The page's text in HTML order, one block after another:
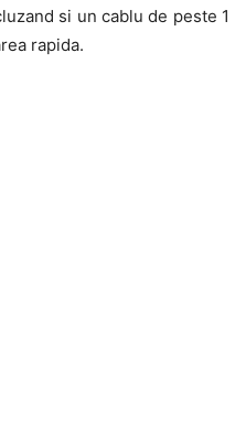
si un cablu de peste 1
rapida.